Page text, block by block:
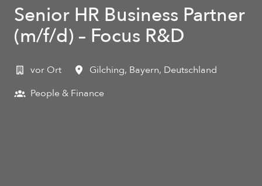
Senior HR Business Partner
(m/f/d) – Focus R&D
vor Ort Gilching, Bayern, Deutschland
People & Finance